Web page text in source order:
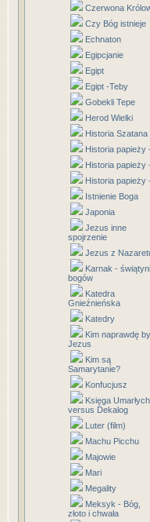
Czerwona
Czy Bóg istnieje
Echnaton
Egipcjanie
Egipt
Egipt -Teby
Gobekli Tepe
Herod Wielki
Historia Szatana
Historia papieży
Historia papieży
Historia papieży
Istnienie Boga
Japonia
Jezus inne
spojrzenie
Jezus z
Karnak -
bogów
Katedra
Gnieźnieńska
Katedry
Kim naprawdę
Jezus
Kim są
Samarytanie?
Konfucjusz
Księga Umarłych
versus Dekalog
Luter (film)
Machu Picchu
Majowie
Mari
Megality
Meksyk - Bóg,
złoto i chwała